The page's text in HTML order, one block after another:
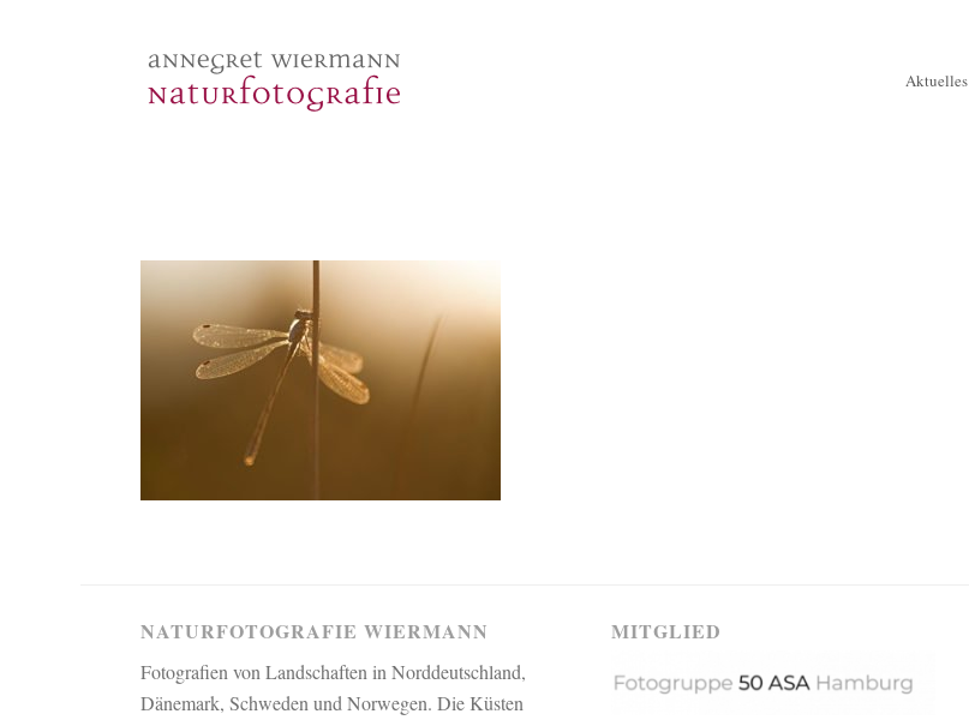
Aktuelles
NATURFOTOGRAFIE WIERMANN
Fotografien von Landschaften in Norddeutschland,
Dänemark, Schweden und Norwegen. Die Küsten
MITGLIED